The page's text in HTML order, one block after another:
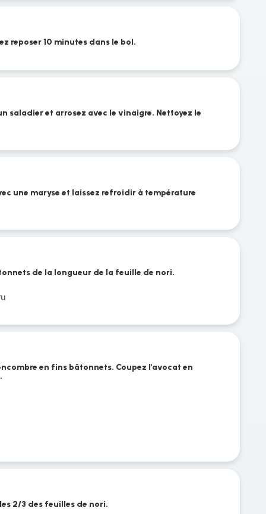
reposer 10 minutes dans le bol.
saladier et arrosez avec le vinaigre. Nettoyez le
une maryse et laissez refroidir à température
de la longueur de la feuille de nori.
en fins bâtonnets. Coupez l'avocat en
2/3 des feuilles de nori.